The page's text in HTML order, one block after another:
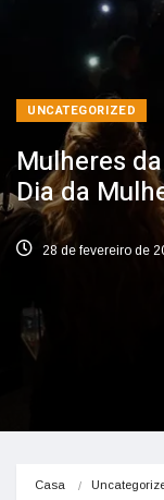
UNCATEGORIZED
Mulheres
Dia da
28 de fevereiro de
Casa